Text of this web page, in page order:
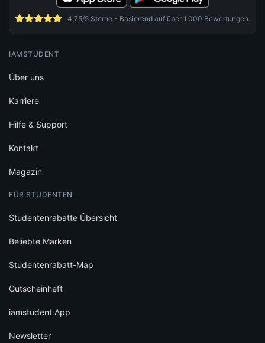
4,75/5 Sterne - Basierend auf über 1.000 Bewertungen.
IAMSTUDENT
Über uns
Karriere
Hilfe & Support
Kontakt
Magazin
FÜR STUDENTEN
Studentenrabatte Übersicht
Beliebte Marken
Studentenrabatt-Map
Gutscheinheft
iamstudent App
Newsletter